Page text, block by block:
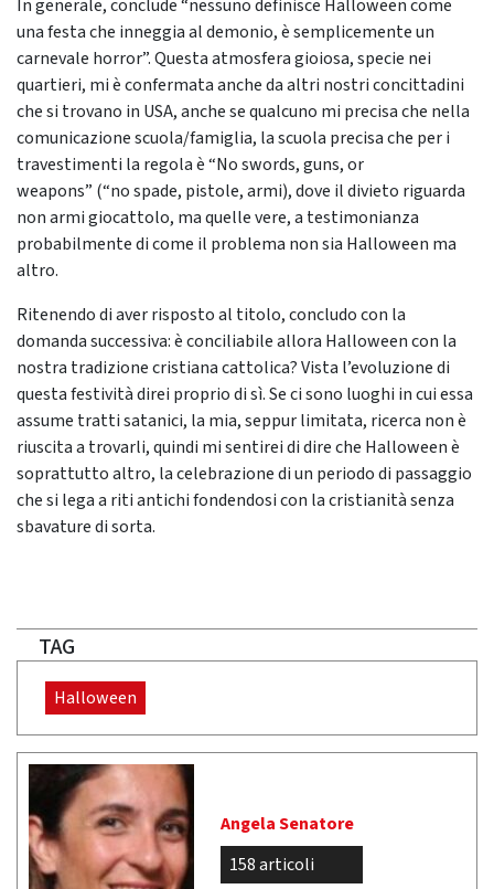
In generale, conclude “nessuno definisce Halloween come
una festa che inneggia al demonio, è semplicemente un
carnevale horror”. Questa atmosfera gioiosa, specie nei
quartieri, mi è confermata anche da altri nostri concittadini
che si trovano in USA, anche se qualcuno mi precisa che nella
comunicazione scuola/famiglia, la scuola precisa che per i
travestimenti la regola è “No swords, guns, or
weapons” (“no spade, pistole, armi), dove il divieto riguarda
non armi giocattolo, ma quelle vere, a testimonianza
probabilmente di come il problema non sia Halloween ma
altro.
Ritenendo di aver risposto al titolo, concludo con la
domanda successiva: è conciliabile allora Halloween con la
nostra tradizione cristiana cattolica? Vista l’evoluzione di
questa festività direi proprio di sì. Se ci sono luoghi in cui essa
assume tratti satanici, la mia, seppur limitata, ricerca non è
riuscita a trovarli, quindi mi sentirei di dire che Halloween è
soprattutto altro, la celebrazione di un periodo di passaggio
che si lega a riti antichi fondendosi con la cristianità senza
sbavature di sorta.
TAG
Halloween
Angela Senatore
158 articoli